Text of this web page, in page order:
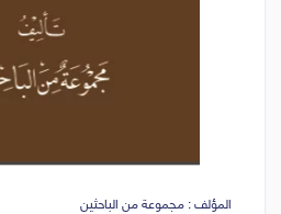
المؤلف : مجموعة من الباحثين